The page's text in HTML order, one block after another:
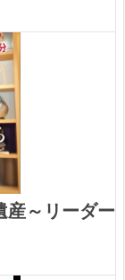
産～リーダー